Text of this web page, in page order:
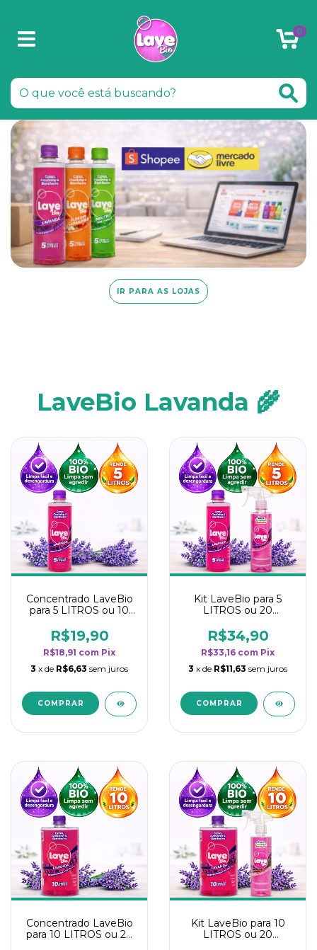
0
IR PARA AS LOJAS
LaveBio Lavanda 🌾
Concentrado LaveBio
para 5 LITROS ou 10
rendimento da
categoria - Lavanda
R$19,90
R$18,91 com Pix
3 x de R$6,63 sem juros
Kit LaveBio para 5
LITROS ou 20
rendimento da
categoria - Lavanda
R$34,90
R$33,16 com Pix
3 x de R$11,63 sem juros
Concentrado LaveBio
para 10 LITROS ou 20
Kit LaveBio para 10
LITROS ou 20